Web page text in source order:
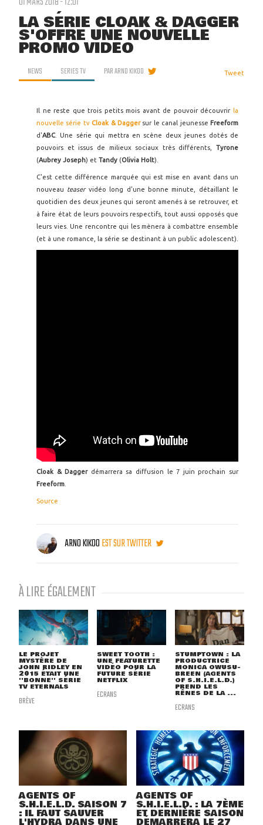
LA SÉRIE CLOAK & DAGGER
S'OFFRE UNE NOUVELLE
PROMO VIDÉO
NEWS SERIES TV PARARNO KIKOO Tweet
Il ne reste que trois petits mois avant de pouvoir découvrir la
nouvelle série tvCloak & Daggersur le canal jeunesse Freeform
d'ABC . Une série qui mettra en scène deux jeunes dotés de
pouvoirs et issus de milieux sociaux très différents, Tyrone
(Aubrey Joseph) et Tandy (Olivia Holt).
C'est cette différence marquée qui est mise en avant dans un
nouveau teaser vidéo long d'une bonne minute, détaillant le
quotidien des deux jeunes qui seront amenés à se retrouver, et
à faire état de leurs pouvoirs respectifs, tout aussi opposés que
leurs vies. Une rencontre qui les mènera à combattre ensemble
(et à une romance, la série se destinant à un public adolescent).
Cloak & Dagger démarrera sa diffusion le 7 juin prochain sur
Freeform
Source
ARNO KIKOOEST SUR TWITTER
À LIRE ÉGALEMENT
LE PROJET
MYSTÈRE DE
JOHN RIDLEY EN
2015 ÉTAIT UNE
''BONNE'' SÉRIE
TV ETERNALS
BRÈVE
SWEET TOOTH :
UNE FEATURETTE
VIDÉO POUR LA
FUTURE SÉRIE
NETFLIX
ECRANS
STUMPTOWN : LA
PRODUCTRICE
MONICA OWUSU-
BREEN (AGENTS
OF S.H.I.E.L.D.)
PREND LES
RÊNES DE LA ...
ECRANS
AGENTS OF
S.H.I.E.L.D. SAISON 7
: IL FAUT SAUVER
AGENTS OF
S.H.I.E.L.D. : LA 7ÈME
ET DERNIÈRE SAISON